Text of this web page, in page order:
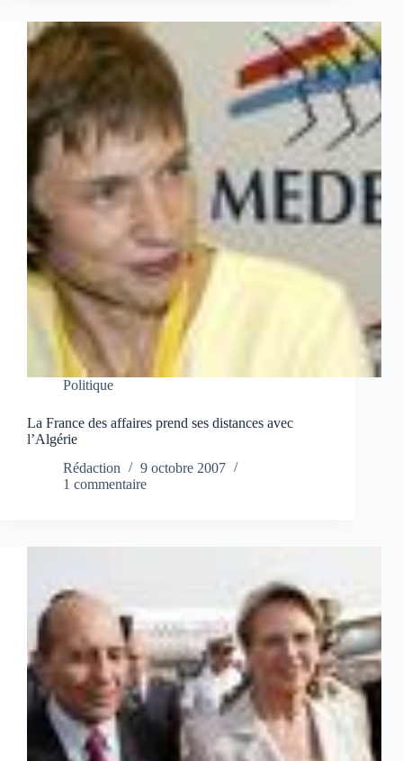
Politique
La France des affaires prend ses distances avec
l’Algérie
Rédaction
9 octobre 2007
1 commentaire